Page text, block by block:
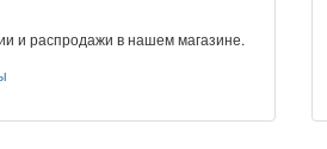
и распродажи в нашем магазине.